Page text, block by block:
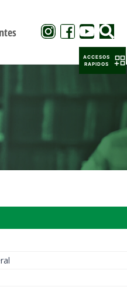
ACCESOS
RAPIDOS